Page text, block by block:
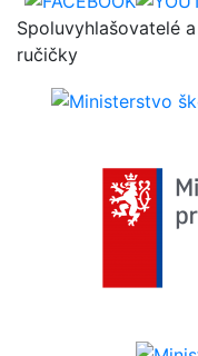
Spoluvyhlašovatelé
ručičky